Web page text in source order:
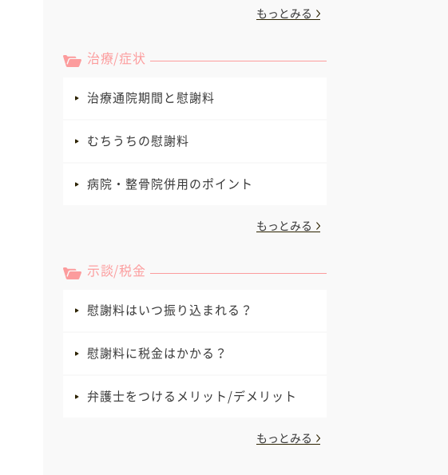
もっとみる
治療/症状
治療通院期間と慰謝料
むちうちの慰謝料
病院・整骨院併用のポイント
もっとみる
示談/税金
慰謝料はいつ振り込まれる？
慰謝料に税金はかかる？
弁護士をつけるメリット/デメリット
もっとみる